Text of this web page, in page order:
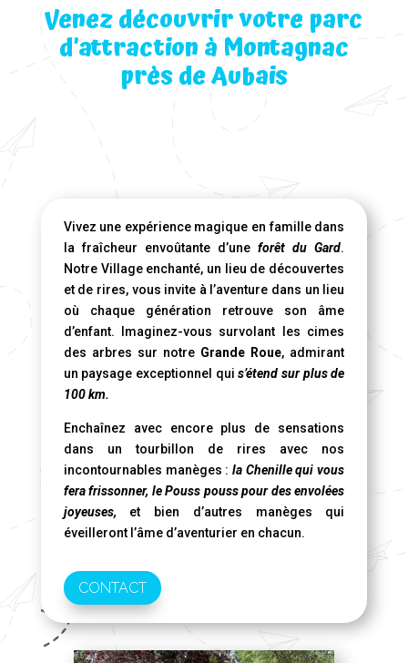
Venez découvrir votre parc
d’attraction à Montagnac
près de Aubais
Vivez une expérience magique en famille dans
la fraîcheur envoûtante d’uneforêt du Gard.
Notre Village enchanté, un lieu de découvertes
et de rires, vous invite à l’aventure dans un lieu
où chaque génération retrouve son âme
d’enfant. Imaginez-vous survolant les cimes
des arbres sur notre Grande Roue, admirant
un paysage exceptionnel quis’étend sur plus de
100 km.
Enchaînez avec encore plus de sensations
dans un tourbillon de rires avec nos
incontournables manèges : la Chenille qui vous
fera frissonner, le Pouss pouss pour des envolées
joyeuses, et bien d’autres manèges qui
éveilleront l’âme d’aventurier en chacun.
CONTACT